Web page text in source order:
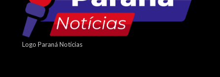
Logo Paraná Notícias